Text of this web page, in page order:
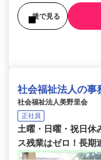
後で見る
社会福祉法人の事
社会福祉法人美野里会
正社員
土曜・日曜・祝日休
ス残業はゼロ！長期